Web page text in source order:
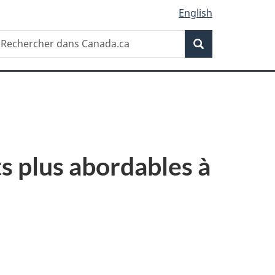
English
Recherche
plus abordables à